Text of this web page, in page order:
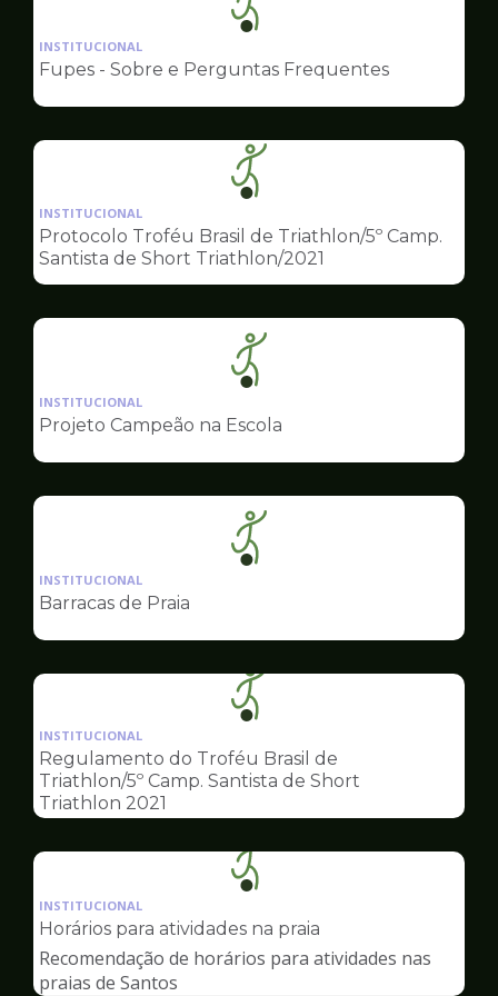
Ilustração
da
pagina
Esportes
INSTITUCIONAL
Fupes - Sobre e Perguntas Frequentes
Ilustração
da
pagina
de
Esportes
INSTITUCIONAL
Protocolo Troféu Brasil de Triathlon/5º Camp.
Santista de Short Triathlon/2021
Ilustração
da
pagina
Esportes
INSTITUCIONAL
Projeto Campeão na Escola
Ilustração
da
Esportes
INSTITUCIONAL
Barracas de Praia
Ilustração
da
pagina
de
INSTITUCIONAL
Regulamento do Troféu Brasil de
Triathlon/5º Camp. Santista de Short
Triathlon 2021
Ilustração
da
pagina
Esportes
INSTITUCIONAL
Horários para atividades na praia
Recomendação de horários para atividades nas
praias de Santos